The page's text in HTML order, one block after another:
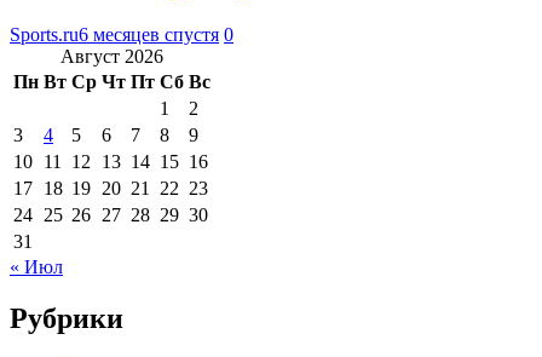
Sports.ru6 месяцев спустя 0
Август 2026
Пн Вт Ср Чт Пт Сб Вс
1
2
3
4 5 6 7 8
9
10 11 12 13 14 15 16
17 18 19 20 21 22 23
24 25 26 27 28 29 30
31
« Июл
Рубрики